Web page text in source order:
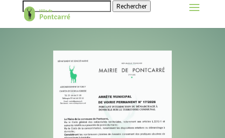
Rechercher